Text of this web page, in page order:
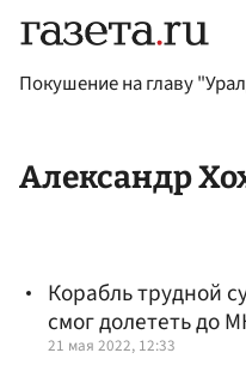
Покушение на главу
Александр
Корабль трудной
смог долететь до
21 мая 2022, 12:33